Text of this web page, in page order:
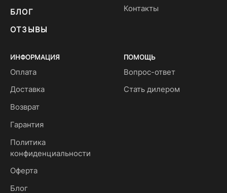
БЛОГ
ОТЗЫВЫ
Контакты
ИНФОРМАЦИЯ
Оплата
Доставка
Возврат
Гарантия
Политика
конфиденциальности
Оферта
Блог
ПОМОЩЬ
Вопрос-ответ
Стать дилером